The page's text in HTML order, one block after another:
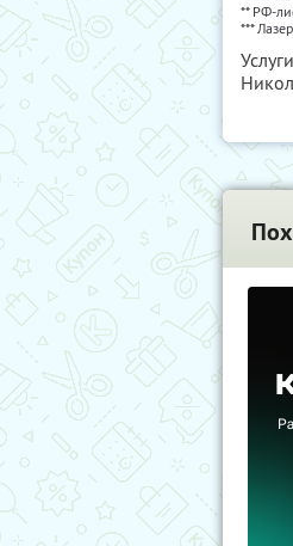
** РФ-
***